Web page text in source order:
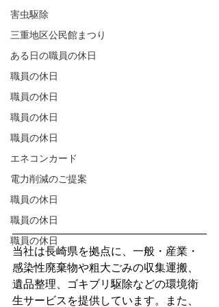
害虫駆除
三重地区公民館まつり
ある日の職員の休日
職員の休日
職員の休日
職員の休日
職員の休日
エネコンカード
電力削減のご提案
職員の休日
職員の休日
職員の休日
当社は長崎県を拠点に、一般・産業・
感染性廃棄物や粗大ごみの収集運搬、
遺品整理、ゴキブリ駆除などの環境衛
生サービスを提供しています。また、